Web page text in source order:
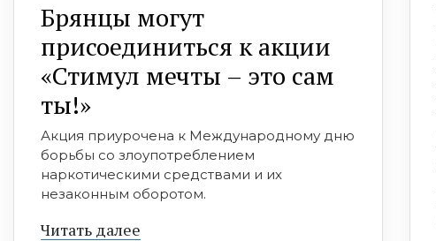
Брянцы могут
присоединиться к акции
«Стимул мечты – это сам
ты!»
Акция приурочена к Международному дню
борьбы со злоупотреблением
наркотическими средствами и их
незаконным оборотом.
Читать далее